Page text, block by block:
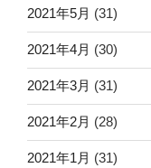
2021年5月 (31)
2021年4月 (30)
2021年3月 (31)
2021年2月 (28)
2021年1月 (31)